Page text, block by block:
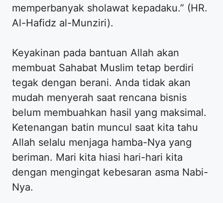
memperbanyak sholawat kepadaku.” (HR.
Al-Hafidz al-Munziri).
Keyakinan pada bantuan Allah akan
membuat Sahabat Muslim tetap berdiri
tegak dengan berani. Anda tidak akan
mudah menyerah saat rencana bisnis
belum membuahkan hasil yang maksimal.
Ketenangan batin muncul saat kita tahu
Allah selalu menjaga hamba-Nya yang
beriman. Mari kita hiasi hari-hari kita
dengan mengingat kebesaran asma Nabi-
Nya.